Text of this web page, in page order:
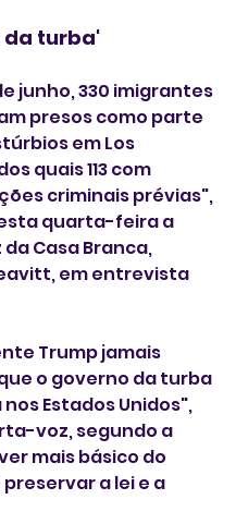
da turba'
junho, 330 imigrantes
presos como parte
em Los
quais 113 com
criminais prévias",
quarta-feira a
Casa Branca,
em entrevista
Trump jamais
o governo da turba
Estados Unidos",
voz, segundo a
mais básico do
a lei e a